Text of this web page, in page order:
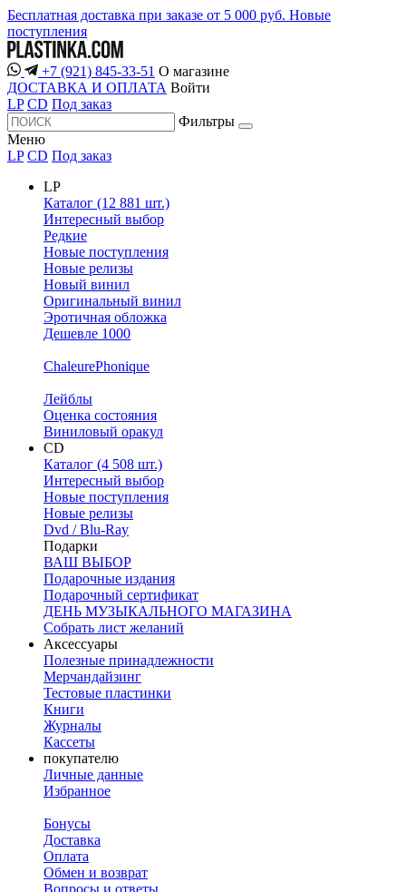
Бесплатная доставка при заказе от 5 000 руб. Новые
поступления
+7 (921) 845-33-51 О магазине
ДОСТАВКА И ОПЛАТА Войти
LP CD Под заказ
Фильтры
Меню
LP CD Под заказ
LP
Каталог (12 881 шт.)
Интересный выбор
Редкие
Новые поступления
Новые релизы
Новый винил
Оригинальный винил
Эротичная обложка
Дешевле 1000
ChaleurePhonique
Лейблы
Оценка состояния
Виниловый оракул
CD
Каталог (4 508 шт.)
Интересный выбор
Новые поступления
Новые релизы
Dvd / Blu-Ray
Подарки
ВАШ ВЫБОР
Подарочные издания
Подарочный сертификат
ДЕНЬ МУЗЫКАЛЬНОГО МАГАЗИНА
Собрать лист желаний
Аксессуары
Полезные принадлежности
Мерчандайзинг
Тестовые пластинки
Книги
Журналы
Кассеты
покупателю
Личные данные
Избранное
Бонусы
Доставка
Оплата
Обмен и возврат